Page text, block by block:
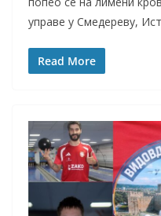
управе у Смедереву,
Read More